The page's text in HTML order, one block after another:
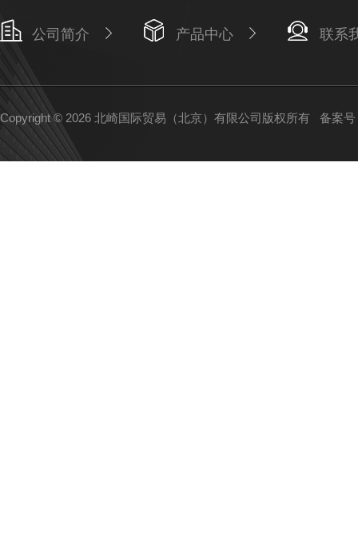
公司简介 产品中心 联系
Copyright © 2026 北崎国际贸易（北京）有限公司版权所有 备案号